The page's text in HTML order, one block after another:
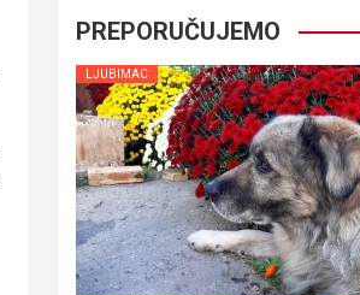
PREPORUČUJEMO
LJUBIMAC